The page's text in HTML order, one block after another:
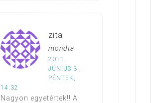
zita
mondta
2011.
JÚNIUS 3.,
PÉNTEK,
14:32
Nagyon egyetértek!! A